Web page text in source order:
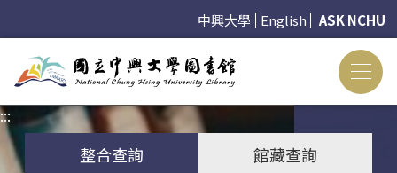
中興大學 English ASK NCHU
:::
整合查詢
館藏查詢